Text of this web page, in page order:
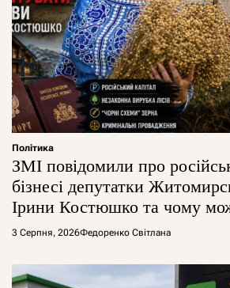
Політика
ЗМІ повідомили про
бізнесі депутатки
Ірини Костюшко та чому
арештувати її активи
3 Серпня, 2026Федоренко Світлана